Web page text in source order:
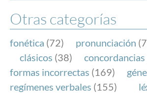
FundéuRAE es una fundación
y la Real Academia Española,
el buen uso del español en los
Internet.
Otras categorías
fonética (72) pronunciación
clásicos (38) concordancias
formas incorrectas (169)
regímenes verbales (155)